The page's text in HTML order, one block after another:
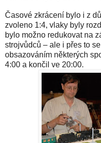
Časové zkrácení bylo i z
zvoleno 1:4, vlaky byly
bylo možno redukovat na
strojvůdců – ale i přes to
obsazováním některých
4:00 a končil ve 20:00.